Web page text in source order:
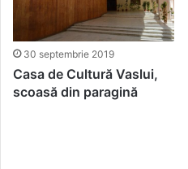
30 septembrie 2019
Casa de Cultură Vaslui,
scoasă din paragină